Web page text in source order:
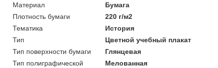
Материал
Бумага
Плотность бумаги
220 г/м2
Тематика
История
Тип
Цветной учебный плакат
Тип поверхности бумаги
Глянцевая
Тип полиграфической
Мелованная